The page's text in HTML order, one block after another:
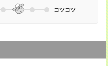
コツコツ